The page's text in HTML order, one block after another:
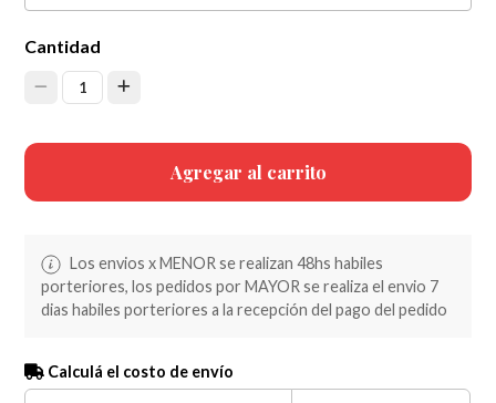
Cantidad
1
Agregar al carrito
Los envios x MENOR se realizan 48hs habiles
porteriores, los pedidos por MAYOR se realiza el envio 7
dias habiles porteriores a la recepción del pago del pedido
Calculá el costo de envío